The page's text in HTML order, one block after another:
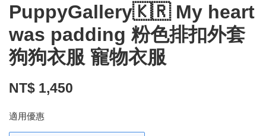
PuppyGallery🇰🇷 My heart
was padding 粉色排扣外套
狗狗衣服 寵物衣服
NT$ 1,450
適用優惠